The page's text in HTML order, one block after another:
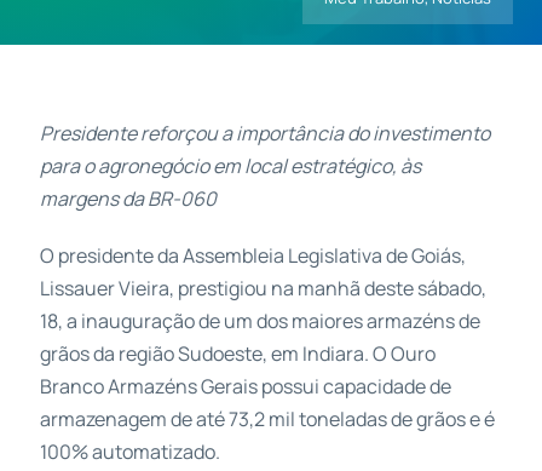
Presidente reforçou a importância do investimento
para o agronegócio em local estratégico, às
margens da BR-060
O presidente da Assembleia Legislativa de Goiás,
Lissauer Vieira, prestigiou na manhã deste sábado,
18, a inauguração de um dos maiores armazéns de
grãos da região Sudoeste, em Indiara. O Ouro
Branco Armazéns Gerais possui capacidade de
armazenagem de até 73,2 mil toneladas de grãos e é
100% automatizado.